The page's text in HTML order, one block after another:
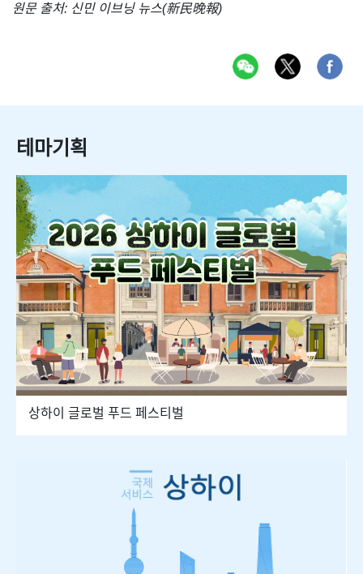
원문 출처: 신민 이브닝 뉴스(新民晚報)
테마기획
상하이 글로벌 푸드 페스티벌